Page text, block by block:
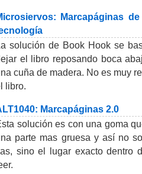
Marcapáginas
solución de Book Hook se
el libro reposando boca
cuña de madera. No es muy
libro.
Marcapáginas 2.0
solución es con una goma
parte mas gruesa y así no
sino el lugar exacto dentro